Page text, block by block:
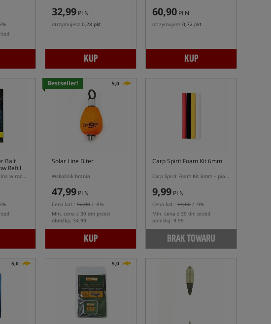
32,99 PLN
otrzymujesz 0,28 pkt
KUP
60,90 PLN
otrzymujesz 0,72 pkt
KUP
Bait
Refill
Siatka nierozpuszczalna w rozmiarze Super Narrow (18mm)
Bestseller! 5,0
Solar Line Biter
Wskaźnik brania
47,99 PLN
Cena kat.: 52,00 / -8%
Min. cena z 30 dni przed
obniżką: 34.99
KUP
Carp Spirit Foam Kit 6mm
Carp Spirit Foam Kit 6mm – pianki do wyważania przynęt karpiowych
9,99 PLN
Cena kat.: 11,00 / -9%
Min. cena z 30 dni przed
obniżką: 9.99
BRAK TOWARU
5,0 5,0